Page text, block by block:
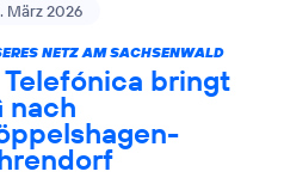
März 2026
NETZ AM SACHSENWALD
Telefónica bringt
nach